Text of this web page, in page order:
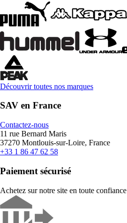
Découvrir toutes nos marques
SAV en France
Contactez-nous
11 rue Bernard Maris
37270 Montlouis-sur-Loire, France
+33 1 86 47 62 58
Paiement sécurisé
Achetez sur notre site en toute confiance